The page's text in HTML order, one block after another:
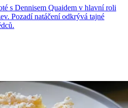
s Dennisem Quaidem v hlavní roli
Pozadí natáčení odkrývá tajné